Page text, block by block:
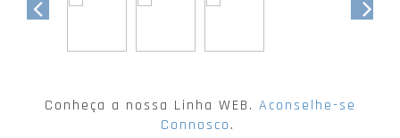
Conheça a nossa Linha WEB. Aconselhe-se
Connosco.